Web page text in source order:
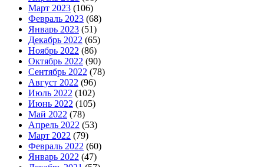
Март 2023 (106)
Февраль 2023 (68)
Январь 2023 (51)
Декабрь 2022 (65)
Ноябрь 2022 (86)
Октябрь 2022 (90)
Сентябрь 2022 (78)
Август 2022 (96)
Июль 2022 (102)
Июнь 2022 (105)
Май 2022 (78)
Апрель 2022 (53)
Март 2022 (79)
Февраль 2022 (60)
Январь 2022 (47)